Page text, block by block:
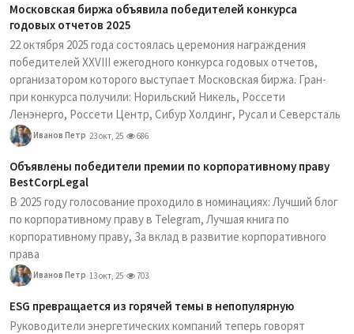
Московская биржа объявила победителей конкурса
годовых отчетов 2025
22 октября 2025 года состоялась церемония награждения
победителей XXVIII ежегодного конкурса годовых отчетов,
организатором которого выступает Московская биржа. Гран-
при конкурса получили: Норильский Никель, Россети
Ленэнерго, Россети Центр, Сибур Холдинг, Русал и Северсталь
Иванов Петр 23 окт, 25 686
Объявлены победители премии по корпоративному праву
BestCorpLegal
В 2025 году голосование проходило в номинациях: Лучший блог
по корпоративному праву в Telegram, Лучшая книга по
корпоративному праву, За вклад в развитие корпоративного
права
Иванов Петр 13 окт, 25 703
ESG превращается из горячей темы в непопулярную
Руководители энергетических компаний теперь говорят